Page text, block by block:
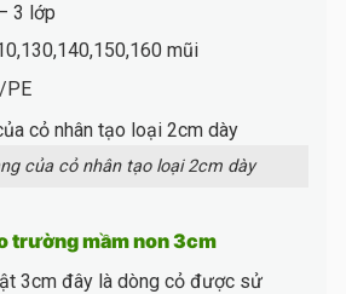
3 lớp
mũi
PE
của cỏ nhân tạo loại 2cm dày
trường mầm non 3cm
3cm đây là dòng cỏ được sử